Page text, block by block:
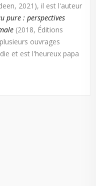
2021), il est l'auteur
pure : perspectives
(2018, Éditions
ouvrages
et est l'heureux papa